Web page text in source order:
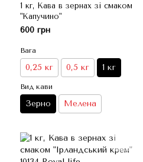
1 кг, Кава в зернах зі смаком
"Капучино"
600 грн
Вага
0,25 кг 0,5 кг 1 кг
Вид кави
Зерно Мелена